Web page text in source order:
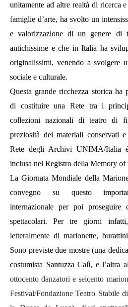
unitamente ad altre realtà di ricerca
famiglie d’arte, ha svolto un
e valorizzazione di un genere di
antichissime e che in Italia ha
originalissimi, venendo a svolgere
sociale e culturale.
Questa grande ricchezza storica ha
di costituire una Rete tra i
collezioni nazionali di teatro di
preziosità dei materiali conservati
Rete degli Archivi UNIMA/Italia è
inclusa nel Registro della Memory
La Giornata Mondiale della
convegno su questo
internazionale per poi
spettacolari. Per tre giorni
letteralmente di marionette,
Sono previste due mostre (una
costumista Santuzza Calì, e l’altra
ottocento danzatori e seicento
Festival/Fondazione Teatro Stabile